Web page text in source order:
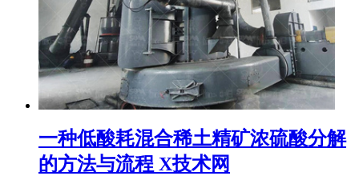
一种低酸耗混合稀土精矿浓硫酸分解
的方法与流程 X技术网